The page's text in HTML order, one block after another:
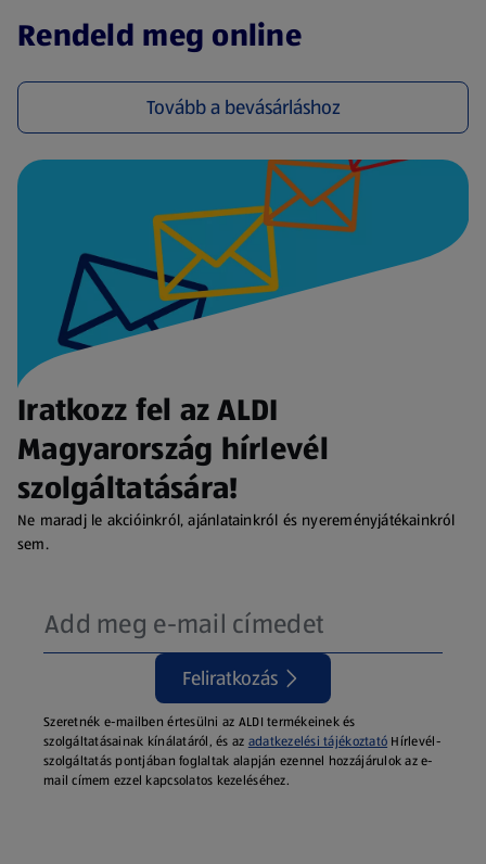
Rendeld meg online
Tovább a bevásárláshoz
(új oldalon nyílik meg)
Iratkozz fel az ALDI
Magyarország hírlevél
szolgáltatására!
Ne maradj le akcióinkról, ajánlatainkról és nyereményjátékainkról
sem.
Feliratkozás
Szeretnék e-mailben értesülni az ALDI termékeinek és
szolgáltatásainak kínálatáról, és az adatkezelési tájékoztató Hírlevél-
szolgáltatás pontjában foglaltak alapján ezennel hozzájárulok az e-
mail címem ezzel kapcsolatos kezeléséhez.